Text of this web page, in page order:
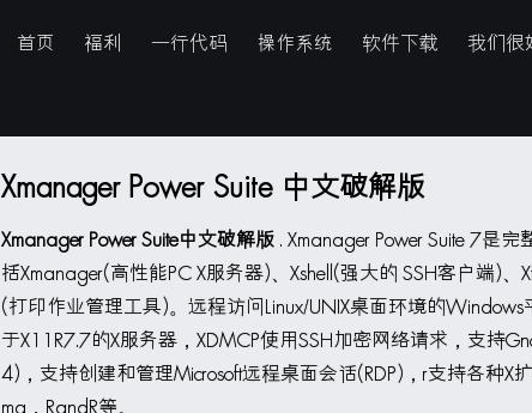
首页 福利 一行代码 操作系统 软件下载 我们很
Xmanager Power Suite 中文破解版
Xmanager Power Suite中文破解版 . Xmanager Power Suite 7是
括Xmanager(高性能PC X服务器)、Xshell(强大的 SSH客户端)、
(打印作业管理工具)。远程访问Linux/UNIX桌面环境的
于X11R7.7的X服务器，XDMCP使用SSH加密网络请求，支持
4)，支持创建和管理Microsoft远程桌面会话(RDP)，r支持各种X
ma，RandR等。